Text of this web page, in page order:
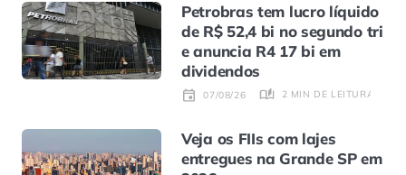
Petrobras tem lucro líquido
de R$ 52,4 bi no segundo tri
e anuncia R4 17 bi em
dividendos
07/08/26 2 MIN DE LEITURA
Veja os FIIs com lajes
entregues na Grande SP em